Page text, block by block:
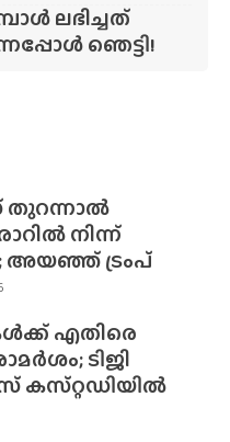
ലഭിച്ചത്
ഞെട്ടി!
നിന്ന്
അയഞ്ഞ് ട്രംപ്
എതിരെ
ടിജി
കസ്‌റ്റഡിയിൽ